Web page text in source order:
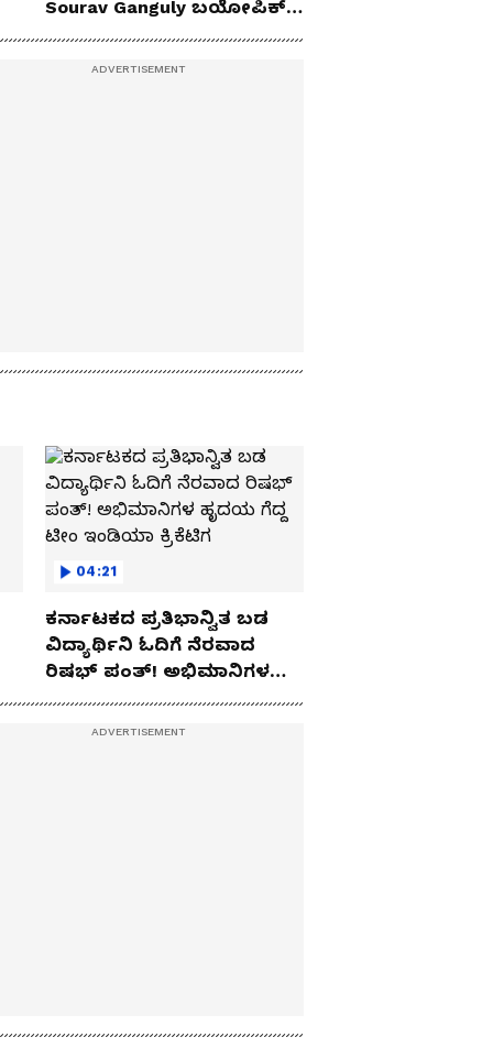
Sourav Ganguly ಬಯೋಪಿಕ್‌
ಫಸ್ಟ್ ಲುಕ್ ಔಟ್
04:21
ಕರ್ನಾಟಕದ ಪ್ರತಿಭಾನ್ವಿತ ಬಡ
ವಿದ್ಯಾರ್ಥಿನಿ ಓದಿಗೆ ನೆರವಾದ
ರಿಷಭ್ ಪಂತ್! ಅಭಿಮಾನಿಗಳ